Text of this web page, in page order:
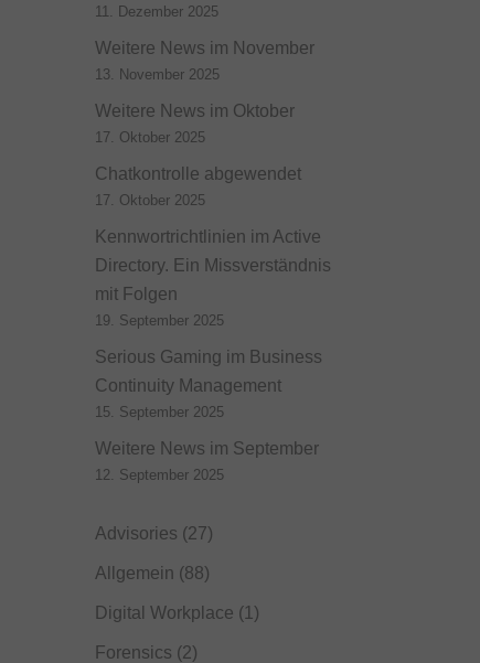
11. Dezember 2025
Weitere News im November
13. November 2025
Weitere News im Oktober
17. Oktober 2025
Chatkontrolle abgewendet
17. Oktober 2025
Kennwortrichtlinien im Active
Directory. Ein Missverständnis
mit Folgen
19. September 2025
Serious Gaming im Business
Continuity Management
15. September 2025
Weitere News im September
12. September 2025
Advisories (27)
Allgemein (88)
Digital Workplace (1)
Forensics (2)